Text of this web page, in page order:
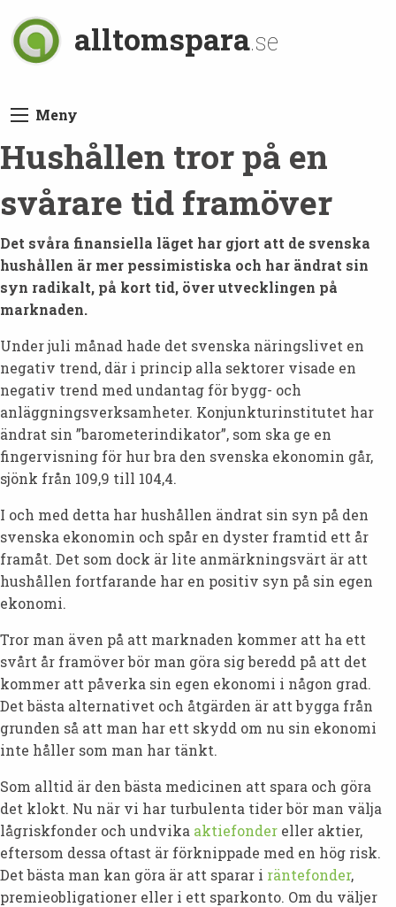
alltomspara.se
Meny
Hushållen tror på en
svårare tid framöver
Det svåra finansiella läget har gjort att de svenska
hushållen är mer pessimistiska och har ändrat sin
syn radikalt, på kort tid, över utvecklingen på
marknaden.
Under juli månad hade det svenska näringslivet en
negativ trend, där i princip alla sektorer visade en
negativ trend med undantag för bygg- och
anläggningsverksamheter. Konjunkturinstitutet har
ändrat sin ”barometerindikator”, som ska ge en
fingervisning för hur bra den svenska ekonomin går,
sjönk från 109,9 till 104,4.
I och med detta har hushållen ändrat sin syn på den
svenska ekonomin och spår en dyster framtid ett år
framåt. Det som dock är lite anmärkningsvärt är att
hushållen fortfarande har en positiv syn på sin egen
ekonomi.
Tror man även på att marknaden kommer att ha ett
svårt år framöver bör man göra sig beredd på att det
kommer att påverka sin egen ekonomi i någon grad.
Det bästa alternativet och åtgärden är att bygga från
grunden så att man har ett skydd om nu sin ekonomi
inte håller som man har tänkt.
Som alltid är den bästa medicinen att spara och göra
det klokt. Nu när vi har turbulenta tider bör man välja
lågriskfonder och undvika aktiefonder eller aktier,
eftersom dessa oftast är förknippade med en hög risk.
Det bästa man kan göra är att sparar i räntefonder,
premieobligationer eller i ett sparkonto. Om du väljer